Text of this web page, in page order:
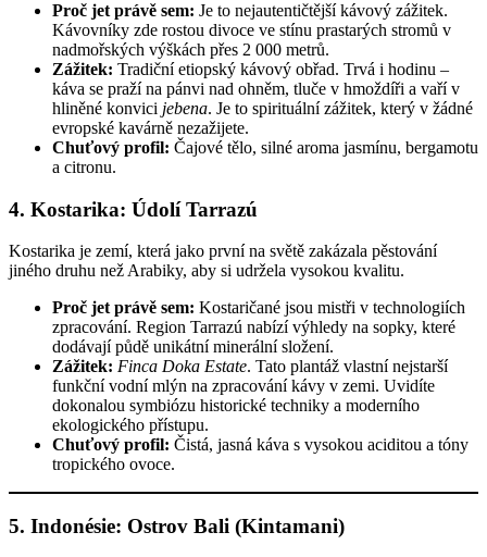
Proč jet právě sem: Je to nejautentičtější kávový zážitek.
Kávovníky zde rostou divoce ve stínu prastarých stromů v
nadmořských výškách přes 2 000 metrů.
Zážitek: Tradiční etiopský kávový obřad. Trvá i hodinu –
káva se praží na pánvi nad ohněm, tluče v hmoždíři a vaří v
hliněné konvici jebena. Je to spirituální zážitek, který v žádné
evropské kavárně nezažijete.
Chuťový profil: Čajové tělo, silné aroma jasmínu, bergamotu
a citronu.
4. Kostarika: Údolí Tarrazú
Kostarika je zemí, která jako první na světě zakázala pěstování
jiného druhu než Arabiky, aby si udržela vysokou kvalitu.
Proč jet právě sem: Kostaričané jsou mistři v technologiích
zpracování. Region Tarrazú nabízí výhledy na sopky, které
dodávají půdě unikátní minerální složení.
Zážitek: Finca Doka Estate. Tato plantáž vlastní nejstarší
funkční vodní mlýn na zpracování kávy v zemi. Uvidíte
dokonalou symbiózu historické techniky a moderního
ekologického přístupu.
Chuťový profil: Čistá, jasná káva s vysokou aciditou a tóny
tropického ovoce.
5. Indonésie: Ostrov Bali (Kintamani)